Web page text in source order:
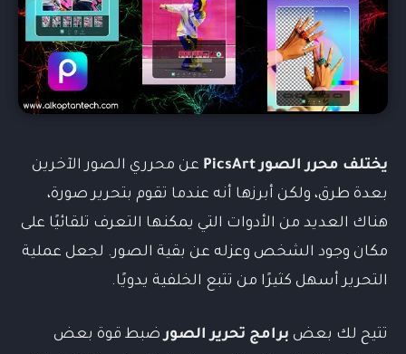
يختلف محرر الصور PicsArt
عن محرري الصور الآخرين
بعدة طرق، ولكن أبرزها أنه عندما تقوم بتحرير صورة،
هناك العديد من الأدوات التي يمكنها التعرف تلقائيًا على
مكان وجود الشخص وعزله عن بقية الصور. لجعل عملية
التحرير أسهل كثيرًا من تتبع الخلفية يدويًا.
تتيح لك بعض برامج تحرير الصورضبط قوة بعض